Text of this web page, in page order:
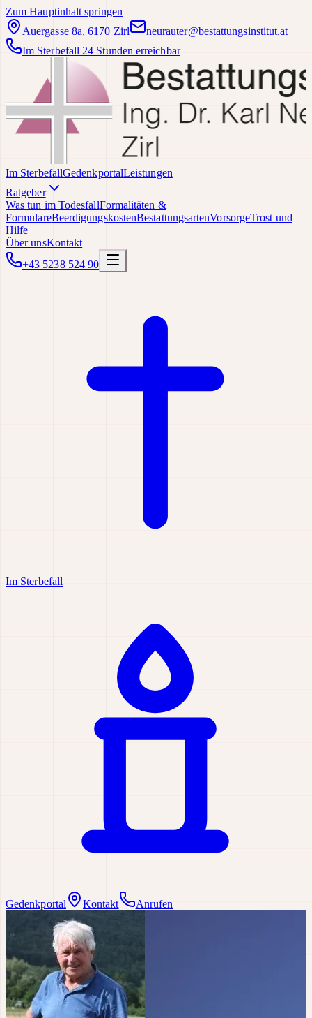
Zum Hauptinhalt springen
Auergasse 8a, 6170 Zirl
neurauter@bestattungsinstitut.at
Im Sterbefall 24 Stunden erreichbar
Im SterbefallGedenkportalLeistungen
Ratgeber
Was tun im TodesfallFormalitäten &
FormulareBeerdigungskostenBestattungsartenVorsorgeTrost und
Hilfe
Über unsKontakt
+43 5238 524 90
Im Sterbefall
Gedenkportal Kontakt Anrufen